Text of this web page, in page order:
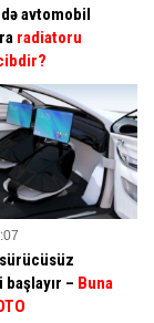
avtomobil
radiatoru
– Buna